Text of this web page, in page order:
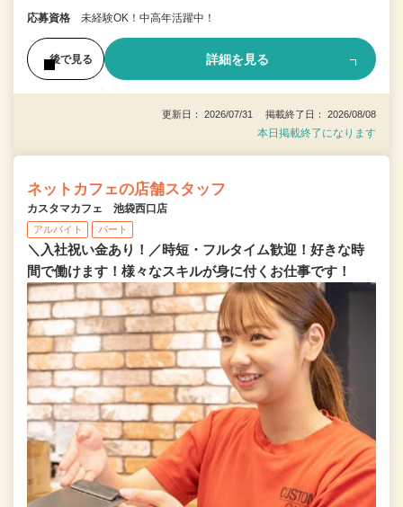
応募資格 未経験OK！中高年活躍中！
後で見る 詳細を見る
更新日： 2026/07/31 掲載終了日： 2026/08/08
本日掲載終了になります
ネットカフェの店舗スタッフ
カスタマカフェ 池袋西口店
アルバイト パート
＼入社祝い金あり！／時短・フルタイム歓迎！好きな時
間で働けます！様々なスキルが身に付くお仕事です！